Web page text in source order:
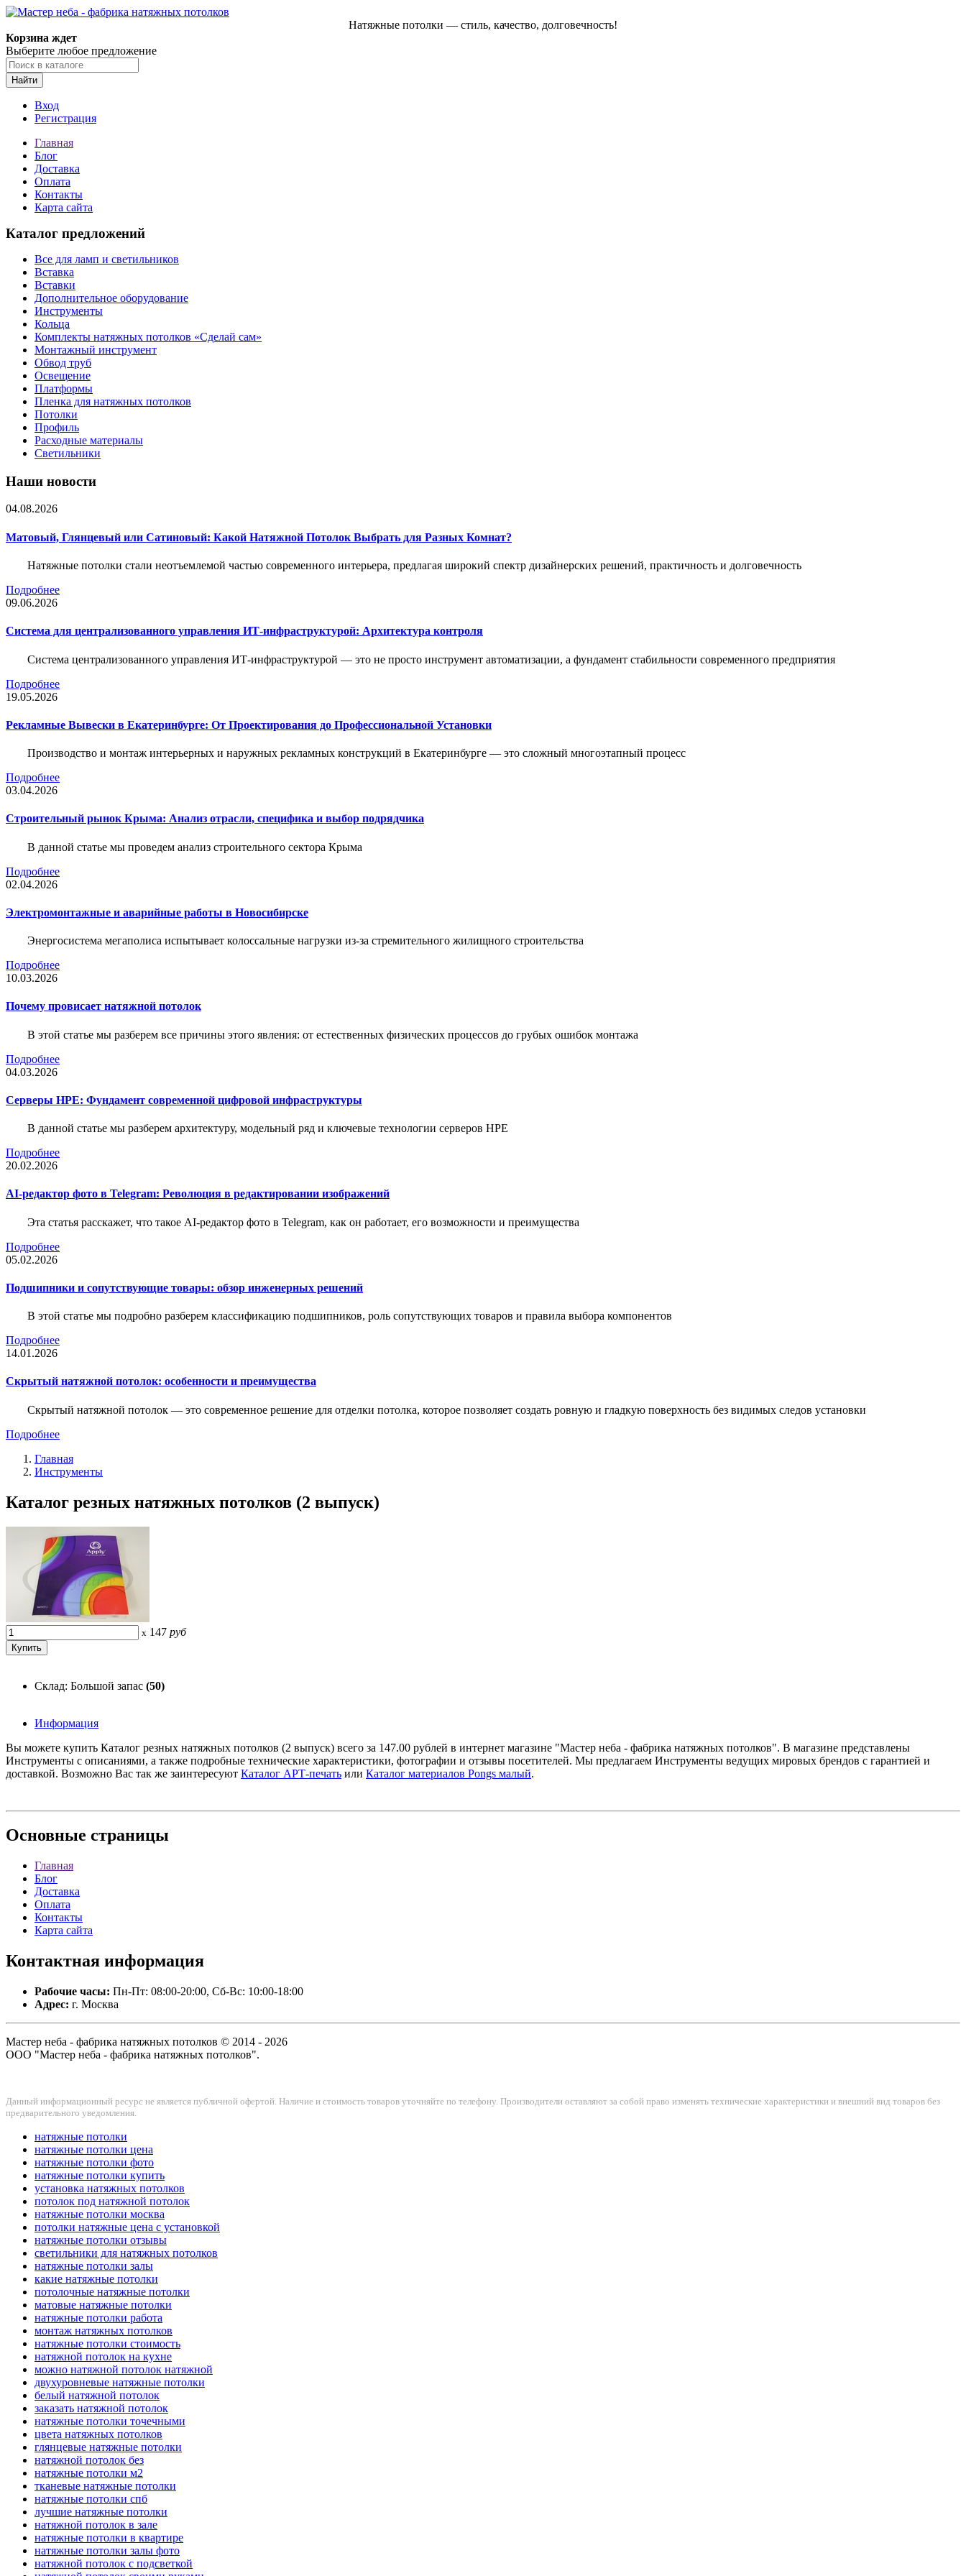
Натяжные потолки — стиль, качество, долговечность!
Корзина ждет
Выберите любое предложение
Найти
Вход
Регистрация
Главная
Блог
Доставка
Оплата
Контакты
Карта сайта
Каталог предложений
Все для ламп и светильников
Вставка
Вставки
Дополнительное оборудование
Инструменты
Кольца
Комплекты натяжных потолков «Сделай сам»
Монтажный инструмент
Обвод труб
Освещение
Платформы
Пленка для натяжных потолков
Потолки
Профиль
Расходные материалы
Светильники
Наши новости
04.08.2026
Матовый, Глянцевый или Сатиновый: Какой Натяжной Потолок Выбрать для Разных Комнат?
Натяжные потолки стали неотъемлемой частью современного интерьера, предлагая широкий спектр дизайнерских решений, практичность и долговечность
Подробнее
09.06.2026
Система для централизованного управления ИТ-инфраструктурой: Архитектура контроля
Система централизованного управления ИТ-инфраструктурой — это не просто инструмент автоматизации, а фундамент стабильности современного предприятия
Подробнее
19.05.2026
Рекламные Вывески в Екатеринбурге: От Проектирования до Профессиональной Установки
Производство и монтаж интерьерных и наружных рекламных конструкций в Екатеринбурге — это сложный многоэтапный процесс
Подробнее
03.04.2026
Строительный рынок Крыма: Анализ отрасли, специфика и выбор подрядчика
В данной статье мы проведем анализ строительного сектора Крыма
Подробнее
02.04.2026
Электромонтажные и аварийные работы в Новосибирске
Энергосистема мегаполиса испытывает колоссальные нагрузки из-за стремительного жилищного строительства
Подробнее
10.03.2026
Почему провисает натяжной потолок
В этой статье мы разберем все причины этого явления: от естественных физических процессов до грубых ошибок монтажа
Подробнее
04.03.2026
Серверы HPE: Фундамент современной цифровой инфраструктуры
В данной статье мы разберем архитектуру, модельный ряд и ключевые технологии серверов HPE
Подробнее
20.02.2026
AI-редактор фото в Telegram: Революция в редактировании изображений
Эта статья расскажет, что такое AI-редактор фото в Telegram, как он работает, его возможности и преимущества
Подробнее
05.02.2026
Подшипники и сопутствующие товары: обзор инженерных решений
В этой статье мы подробно разберем классификацию подшипников, роль сопутствующих товаров и правила выбора компонентов
Подробнее
14.01.2026
Скрытый натяжной потолок: особенности и преимущества
Скрытый натяжной потолок — это современное решение для отделки потолка, которое позволяет создать ровную и гладкую поверхность без видимых следов установки
Подробнее
Главная
Инструменты
Каталог резных натяжных потолков (2 выпуск)
x 147 руб
Склад: Большой запас (50)
Информация
Вы можете купить Каталог резных натяжных потолков (2 выпуск) всего за 147.00 рублей в интернет магазине "Мастер неба - фабрика натяжных потолков". В магазине представлены
Инструменты с описаниями, а также подробные технические характеристики, фотографии и отзывы посетителей. Мы предлагаем Инструменты ведущих мировых брендов с гарантией и
доставкой. Возможно Вас так же заинтересуют Каталог АРТ-печать или Каталог материалов Pongs малый.
Основные страницы
Главная
Блог
Доставка
Оплата
Контакты
Карта сайта
Контактная информация
Рабочие часы: Пн-Пт: 08:00-20:00, Сб-Вс: 10:00-18:00
Адрес: г. Москва
Мастер неба - фабрика натяжных потолков © 2014 - 2026
ООО "Мастер неба - фабрика натяжных потолков".
Данный информационный ресурс не является публичной офертой. Наличие и стоимость товаров уточняйте по телефону. Производители оставляют за собой право изменять технические характеристики и внешний вид товаров без
предварительного уведомления.
натяжные потолки
натяжные потолки цена
натяжные потолки фото
натяжные потолки купить
установка натяжных потолков
потолок под натяжной потолок
натяжные потолки москва
потолки натяжные цена с установкой
натяжные потолки отзывы
светильники для натяжных потолков
натяжные потолки залы
какие натяжные потолки
потолочные натяжные потолки
матовые натяжные потолки
натяжные потолки работа
монтаж натяжных потолков
натяжные потолки стоимость
натяжной потолок на кухне
можно натяжной потолок натяжной
двухуровневые натяжные потолки
белый натяжной потолок
заказать натяжной потолок
натяжные потолки точечными
цвета натяжных потолков
глянцевые натяжные потолки
натяжной потолок без
натяжные потолки м2
тканевые натяжные потолки
натяжные потолки спб
лучшие натяжные потолки
натяжной потолок в зале
натяжные потолки в квартире
натяжные потолки залы фото
натяжной потолок с подсветкой